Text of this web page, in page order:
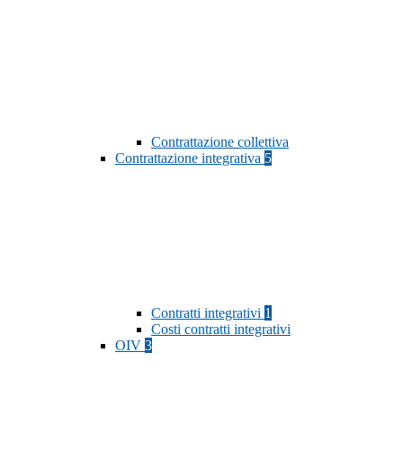
Contrattazione collettiva
Contrattazione integrativa 5
Contratti integrativi 1
Costi contratti integrativi
OIV 3